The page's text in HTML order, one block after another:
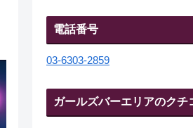
電話番号
03-6303-2859
ガールズバーエリアのクチ